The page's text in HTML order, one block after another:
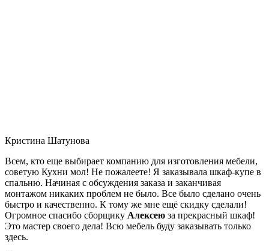
Кристина Шатунова
Всем, кто еще выбирает компанию для изготовления мебели,
советую Кухни мол! Не пожалеете! Я заказывала шкаф-купе в
спальню. Начиная с обсуждения заказа и заканчивая
монтажом никаких проблем не было. Все было сделано очень
быстро и качественно. К тому же мне ещё скидку сделали!
Огромное спасибо сборщику Алексею за прекрасный шкаф!
Это мастер своего дела! Всю мебель буду заказывать только
здесь.